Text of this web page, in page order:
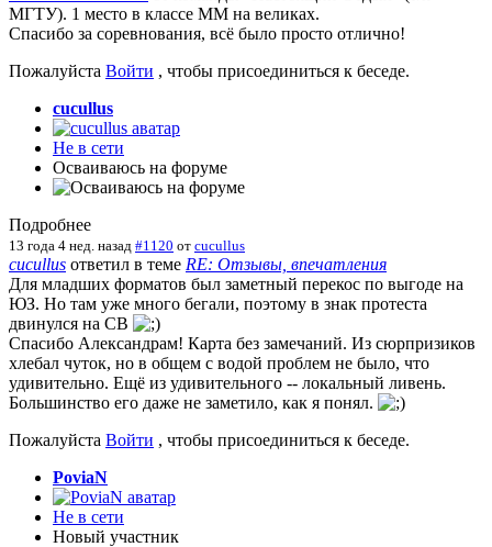
МГТУ). 1 место в классе ММ на великах.
Спасибо за соревнования, всё было просто отлично!
Пожалуйста Войти , чтобы присоединиться к беседе.
cucullus
Не в сети
Осваиваюсь на форуме
Подробнее
13 года 4 нед. назад #1120 от cucullus
cucullus ответил в теме RE: Отзывы, впечатления
Для младших форматов был заметный перекос по выгоде на
ЮЗ. Но там уже много бегали, поэтому в знак протеста
двинулся на СВ
Спасибо Александрам! Карта без замечаний. Из сюрпризиков
хлебал чуток, но в общем с водой проблем не было, что
удивительно. Ещё из удивительного -- локальный ливень.
Большинство его даже не заметило, как я понял.
Пожалуйста Войти , чтобы присоединиться к беседе.
PoviaN
Не в сети
Новый участник